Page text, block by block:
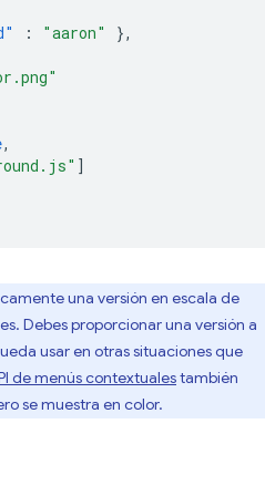
: "aaron"
},
,
]
una versión en escala de
Debes proporcionar una versión a
usar en otras situaciones que
de menús contextualestambién
se muestra en color.